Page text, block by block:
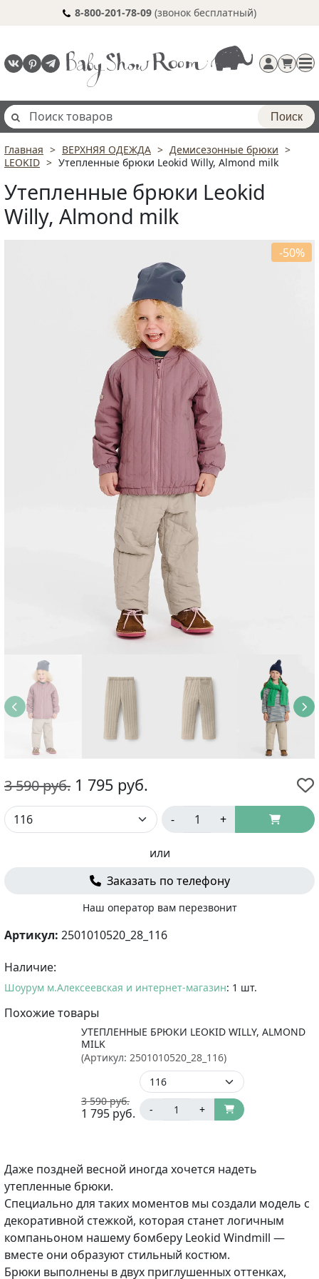
8-800-201-78-09 (звонок бесплатный)
Регистрация
Поиск
Главная ВЕРХНЯЯ ОДЕЖДА
Демисезонные брюки
LEOKID
Утепленные брюки Leokid Willy, Almond milk
Утепленные брюки Leokid
Willy, Almond milk
-50%
3 590руб. 1 795 руб.
- +
или
Заказать по телефону
Наш оператор вам перезвонит
Артикул: 2501010520_28_116
Наличие:
Шоурум м.Алексеевская и интернет-магазин: 1 шт.
Похожие товары
УТЕПЛЕННЫЕ БРЮКИ LEOKID WILLY, ALMOND
MILK
(Артикул: 2501010520_28_116)
3 590руб.
1 795 руб. - +
Даже поздней весной иногда хочется надеть
утепленные брюки.
Специально для таких моментов мы создали модель с
декоративной стежкой, которая станет логичным
компаньоном нашему бомберу Leokid Windmill —
вместе они образуют стильный костюм.
Брюки выполнены в двух приглушенных оттенках,